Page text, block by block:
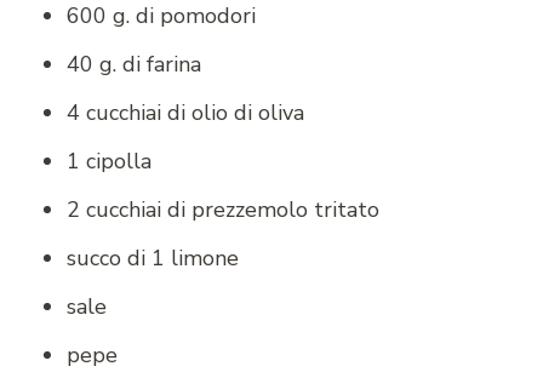
600 g. di pomodori
40 g. di farina
4 cucchiai di olio di oliva
1 cipolla
2 cucchiai di prezzemolo tritato
succo di 1 limone
sale
pepe